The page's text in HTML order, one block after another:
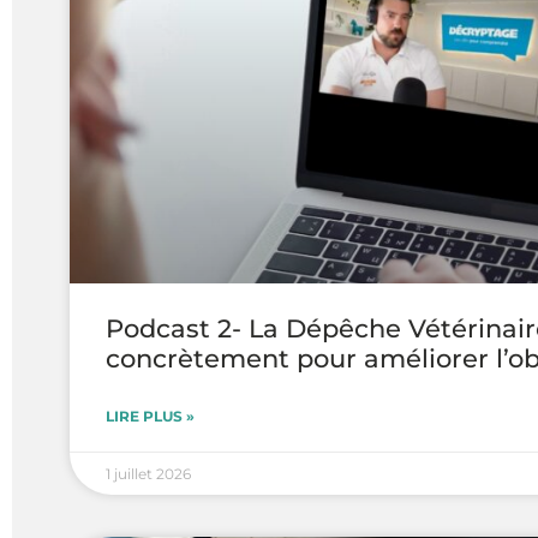
Podcast 2- La Dépêche
concrètement pour améliorer
LIRE PLUS »
1 juillet 2026